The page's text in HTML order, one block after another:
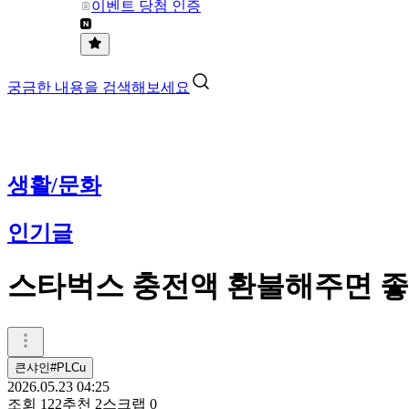
이벤트 당첨 인증
궁금한 내용을 검색해보세요
생활/문화
인기글
스타벅스 충전액 환불해주면
큰샤인#PLCu
2026.05.23 04:25
조회 122추천 2스크랩 0